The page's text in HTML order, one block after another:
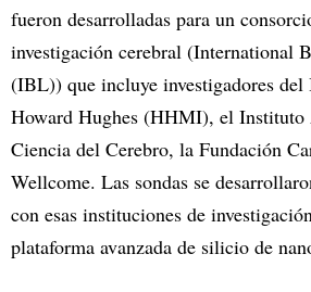
fueron desarrolladas para un
investigación cerebral (International
(IBL)) que incluye investigadores
Howard Hughes (HHMI), el Instituto
Ciencia del Cerebro, la Fundación
Wellcome. Las sondas se
con esas instituciones de
plataforma avanzada de silicio de